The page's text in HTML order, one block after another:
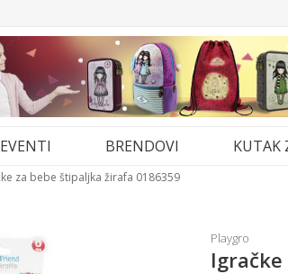
EVENTI BRENDOVI KUTAK
za bebe štipaljka žirafa 0186359
Playgro